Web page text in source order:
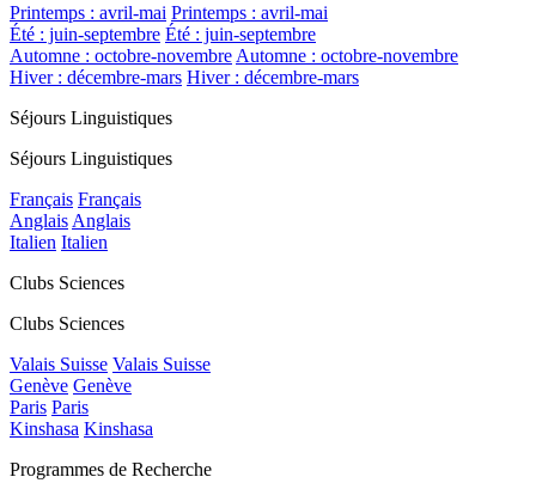
Printemps : avril-mai Printemps : avril-mai
Été : juin-septembre Été : juin-septembre
Automne : octobre-novembre Automne : octobre-novembre
Hiver : décembre-mars Hiver : décembre-mars
Séjours Linguistiques
Séjours Linguistiques
Français Français
Anglais Anglais
Italien Italien
Clubs Sciences
Clubs Sciences
Valais Suisse Valais Suisse
Genève Genève
Paris Paris
Kinshasa Kinshasa
Programmes de Recherche